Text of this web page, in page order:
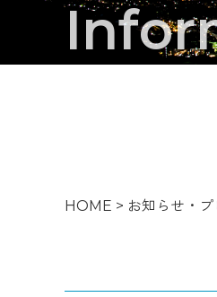
HOME > お知らせ・